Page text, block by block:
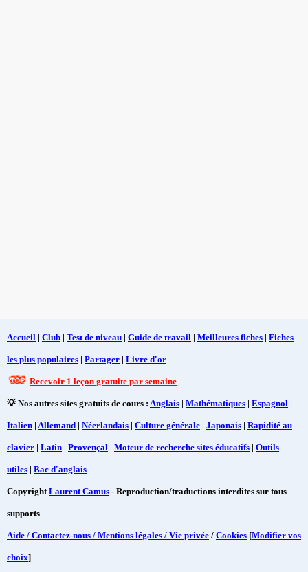
Accueil | Club | Test de niveau | Guide de travail | Meilleures fiches | Fiches
les plus populaires | Partager | Livre d'or
Recevoir 1 leçon gratuite par semaine
💡 Nos autres sites gratuits de cours : Anglais | Mathématiques | Espagnol |
Italien | Allemand | Néerlandais | Culture générale | Japonais | Rapidité au
clavier | Latin | Provençal | Moteur de recherche sites éducatifs | Outils
utiles | Bac d'anglais
CopyrightLaurent Camus - Reproduction/traductions interdites sur tous
supports
Aide / Contactez-nous / Mentions légales / Vie privée / Cookies [Modifier vos
choix]